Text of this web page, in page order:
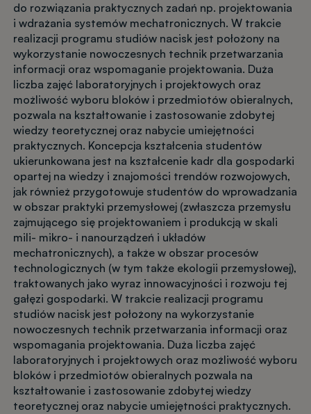
do rozwiązania praktycznych zadań np. projektowania
i wdrażania systemów mechatronicznych. W trakcie
realizacji programu studiów nacisk jest położony na
wykorzystanie nowoczesnych technik przetwarzania
informacji oraz wspomaganie projektowania. Duża
liczba zajęć laboratoryjnych i projektowych oraz
możliwość wyboru bloków i przedmiotów obieralnych,
pozwala na kształtowanie i zastosowanie zdobytej
wiedzy teoretycznej oraz nabycie umiejętności
praktycznych. Koncepcja kształcenia studentów
ukierunkowana jest na kształcenie kadr dla gospodarki
opartej na wiedzy i znajomości trendów rozwojowych,
jak również przygotowuje studentów do wprowadzania
w obszar praktyki przemysłowej (zwłaszcza przemysłu
zajmującego się projektowaniem i produkcją w skali
mili- mikro- i nanourządzeń i układów
mechatronicznych), a także w obszar procesów
technologicznych (w tym także ekologii przemysłowej),
traktowanych jako wyraz innowacyjności i rozwoju tej
gałęzi gospodarki. W trakcie realizacji programu
studiów nacisk jest położony na wykorzystanie
nowoczesnych technik przetwarzania informacji oraz
wspomagania projektowania. Duża liczba zajęć
laboratoryjnych i projektowych oraz możliwość wyboru
bloków i przedmiotów obieralnych pozwala na
kształtowanie i zastosowanie zdobytej wiedzy
teoretycznej oraz nabycie umiejętności praktycznych.